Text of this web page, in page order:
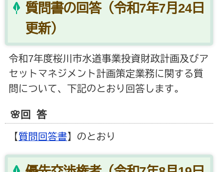
質問書の回答（令和7年7月24日
更新）
令和7年度桜川市水道事業投資財政計画及びア
セットマネジメント計画策定業務に関する質
問について、下記のとおり回答します。
🌸回 答
【質問回答書】のとおり